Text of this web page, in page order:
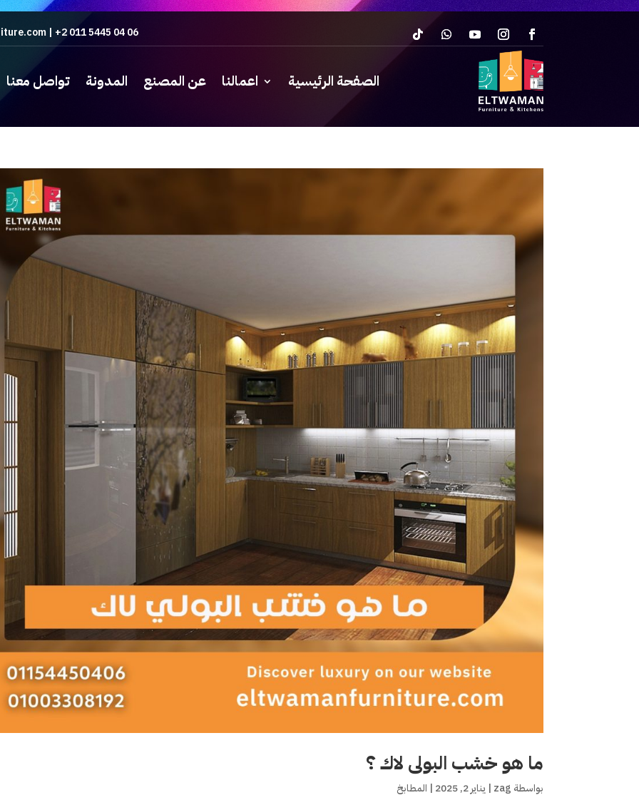
| +2 011 5445 04 06
الصفحة الرئيسية اعمالنا عن المصنع المدونة تواصل معنا
ما هو خشب البولى لاك ؟
بواسطة zag
| يناير 2, 2025 | المطابخ